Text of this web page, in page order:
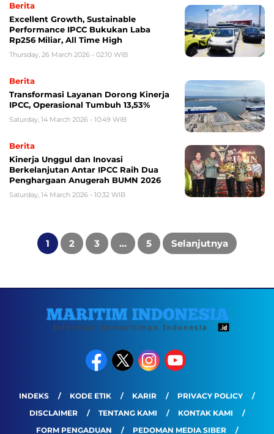
Berita
Excellent Growth, Sustainable
Performance IPCC Bukukan Laba
Rp256 Miliar, All Time High
Thursday, 26 March 2026 - 02:10 WIB
Berita
Transformasi Layanan Dorong Kinerja
IPCC, Operasional Tumbuh 13,53%
Saturday, 14 March 2026 - 10:49 WIB
Berita
Kinerja Unggul dan Inovasi
Berkelanjutan Antar IPCC Raih Dua
Penghargaan Anugerah BUMN 2026
Saturday, 14 March 2026 - 10:32 WIB
Posts
pagination
1 2 3 … 5 Selanjutnya
INDEKS KODE ETIK KARIR
PRIVACY POLICY
DISCLAIMER
TENTANG KAMI
KONTAK KAMI
FORM PENGADUAN
PEDOMAN MEDIA SIBER